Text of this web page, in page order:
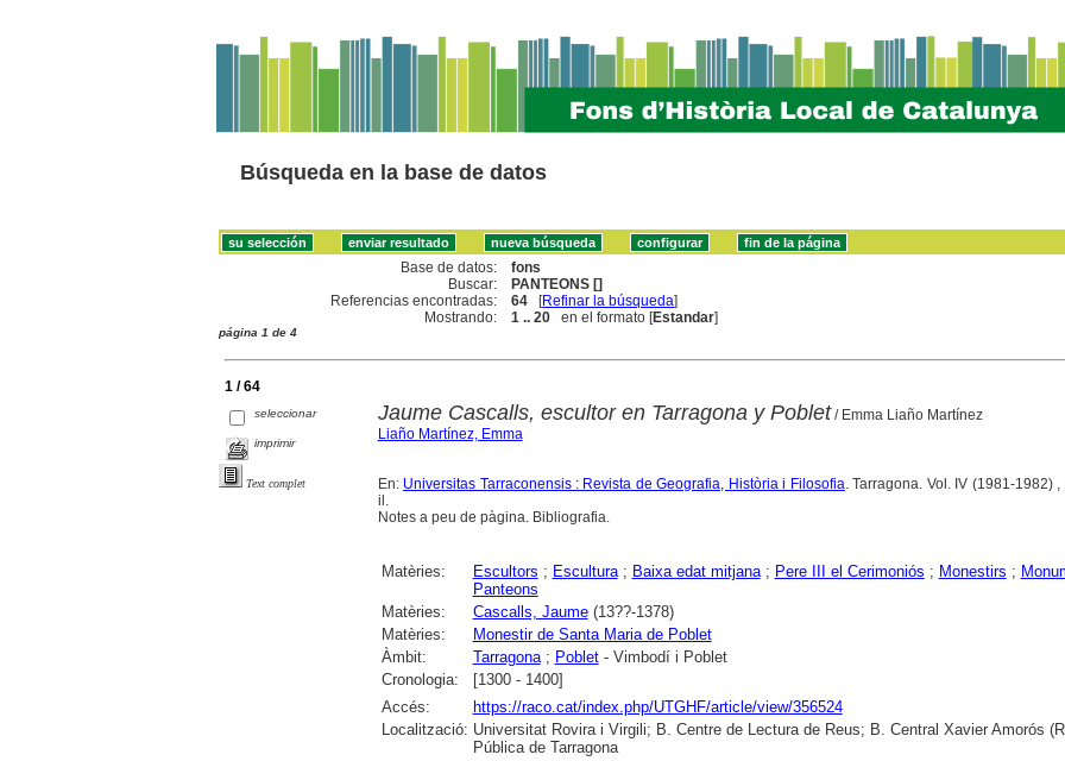
Búsqueda en la base de datos
Base de datos:
fons
Buscar:
PANTEONS []
Referencias encontradas:
64 [Refinar la búsqueda]
Mostrando:
1 .. 20 en el formato [Estandar]
página 1 de 4
1 / 64
seleccionar
imprimir
Text complet
Jaume Cascalls, escultor en Tarragona y Poblet/ Emma Liaño Martínez
Liaño Martínez, Emma
En: Universitas Tarraconensis : Revista de Geografia, Història i Filosofia. Tarragona. Vol. IV (1981-1982) ,
il.
Notes a peu de pàgina. Bibliografia.
Matèries: Escultors ; Escultura; Baixa edat mitjana; Pere III el Cerimoniós ; Monestirs ;
Panteons
Matèries:
Cascalls, Jaume(13??-1378)
Matèries:
Monestir de Santa Maria de Poblet
Àmbit:
Tarragona; Poblet- Vimbodí i Poblet
Cronologia:
[1300 - 1400]
Accés:
https://raco.cat/index.php/UTGHF/article/view/356524
Localització: Universitat Rovira i Virgili; B. Centre de Lectura de Reus; B. Central Xavier Amorós
Pública de Tarragona